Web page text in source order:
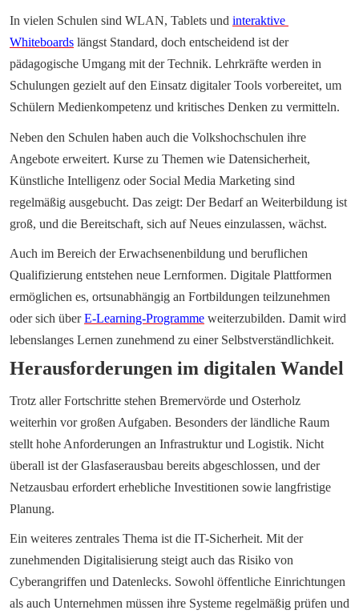
In vielen Schulen sind WLAN, Tablets und interaktive
Whiteboards längst Standard, doch entscheidend ist der
pädagogische Umgang mit der Technik. Lehrkräfte werden in
Schulungen gezielt auf den Einsatz digitaler Tools vorbereitet, um
Schülern Medienkompetenz und kritisches Denken zu vermitteln.
Neben den Schulen haben auch die Volkshochschulen ihre
Angebote erweitert. Kurse zu Themen wie Datensicherheit,
Künstliche Intelligenz oder Social Media Marketing sind
regelmäßig ausgebucht. Das zeigt: Der Bedarf an Weiterbildung ist
groß, und die Bereitschaft, sich auf Neues einzulassen, wächst.
Auch im Bereich der Erwachsenenbildung und beruflichen
Qualifizierung entstehen neue Lernformen. Digitale Plattformen
ermöglichen es, ortsunabhängig an Fortbildungen teilzunehmen
oder sich über E-Learning-Programme weiterzubilden. Damit wird
lebenslanges Lernen zunehmend zu einer Selbstverständlichkeit.
Herausforderungen im digitalen Wandel
Trotz aller Fortschritte stehen Bremervörde und Osterholz
weiterhin vor großen Aufgaben. Besonders der ländliche Raum
stellt hohe Anforderungen an Infrastruktur und Logistik. Nicht
überall ist der Glasfaserausbau bereits abgeschlossen, und der
Netzausbau erfordert erhebliche Investitionen sowie langfristige
Planung.
Ein weiteres zentrales Thema ist die IT-Sicherheit. Mit der
zunehmenden Digitalisierung steigt auch das Risiko von
Cyberangriffen und Datenlecks. Sowohl öffentliche Einrichtungen
als auch Unternehmen müssen ihre Systeme regelmäßig prüfen und